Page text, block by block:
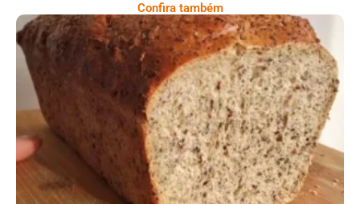
Confira também
Comer Bem: Pão Low Carb